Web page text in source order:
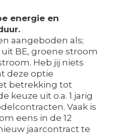
energie en
aangeboden als;
BE, groene stroom
Heb jij niets
deze optie
betrekking tot
keuze uit o.a. 1 jarig
Vaak is
eens in de 12
jaarcontract te